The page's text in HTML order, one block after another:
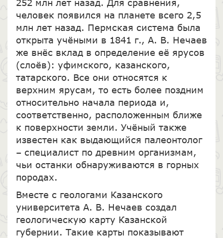
252 млн лет назад. Для сравнения,
человек появился на планете всего 2,5
млн лет назад. Пермская система была
открыта учёными в 1841 г., А. В. Нечаев
же внёс вклад в определение её ярусов
(слоёв): уфимского, казанского,
татарского. Все они относятся к
верхним ярусам, то есть более поздним
относительно начала периода и,
соответственно, расположенным ближе
к поверхности земли. Учёный также
известен как выдающийся палеонтолог
– специалист по древним организмам,
чьи останки обнаруживаются в горных
породах.
Вместе с геологами Казанского
университета А. В. Нечаев создал
геологическую карту Казанской
губернии. Такие карты показывают